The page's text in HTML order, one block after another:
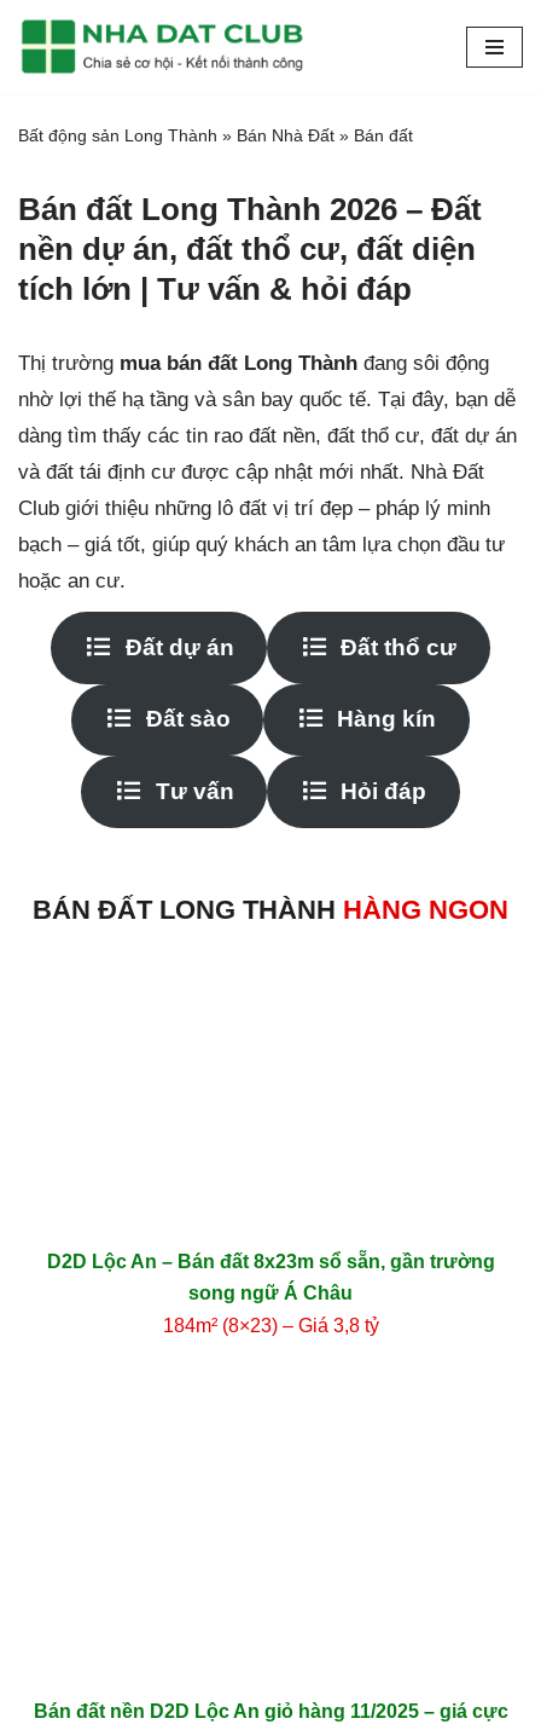
Chuyển
nội
Bất động sản Long Thành » Bán Nhà Đất » Bán đất
Bán đất Long Thành 2026 – Đất
nền dự án, đất thổ cư, đất diện
tích lớn | Tư vấn & hỏi đáp
Thị trường mua bán đất Long Thành đang sôi động
nhờ lợi thế hạ tầng và sân bay quốc tế. Tại đây, bạn dễ
dàng tìm thấy các tin rao đất nền, đất thổ cư, đất dự án
và đất tái định cư được cập nhật mới nhất. Nhà Đất
Club giới thiệu những lô đất vị trí đẹp – pháp lý minh
bạch – giá tốt, giúp quý khách an tâm lựa chọn đầu tư
hoặc an cư.
Đất dự án Đất thổ cư
Đất sào Hàng kín
Tư vấn Hỏi đáp
BÁN ĐẤT LONG THÀNH HÀNG NGON
D2D Lộc An – Bán đất 8x23m sổ sẵn, gần trường
song ngữ Á Châu
184m² (8×23) – Giá 3,8 tỷ
Bán đất nền D2D Lộc An giỏ hàng 11/2025 – giá cực